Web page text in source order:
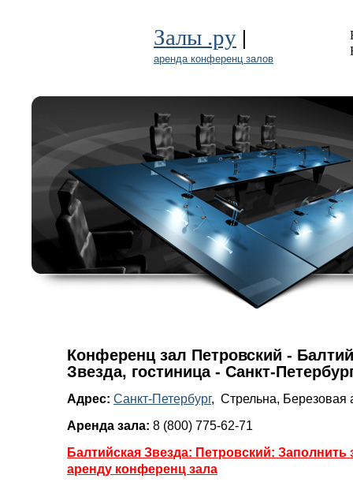
Залы .ру |
аренда конференц залов
Конференц зал Петровский -
Звезда, гостиница - Санкт-
Адрес: Санкт-Петербург, Стрельна, Березовая
Аренда зала: 8 (800) 775-62-71
Балтийская Звезда: Петровский: Заполнить
аренду конференц зала